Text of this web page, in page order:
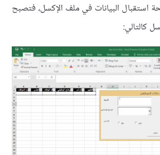
استقبال البيانات في ملف الإكسل، فتصبح
كالتالي: